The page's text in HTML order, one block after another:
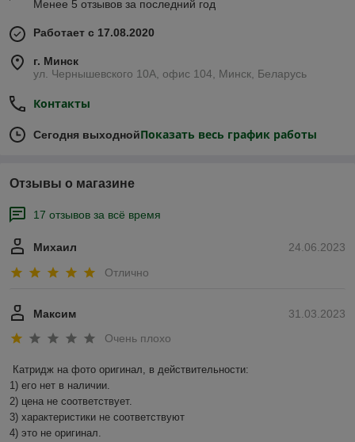
Менее 5 отзывов за последний год
Работает с 17.08.2020
г. Минск
ул. Чернышевского 10А, офис 104, Минск, Беларусь
Контакты
Сегодня выходнойПоказать весь график работы
Отзывы о магазине
17 отзывов за всё время
24.06.2023
Михаил
Отлично
31.03.2023
Максим
Очень плохо
Катридж на фото оригинал, в действительности:
1) его нет в наличии.
2) цена не соответствует.
3) характеристики не соответствуют
4) это не оригинал.